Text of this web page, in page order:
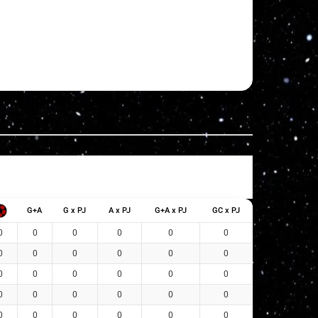
G+A G x PJ A x PJ G+A x PJ GC x PJ
0 0 0 0 0
0 0 0 0 0
0 0 0 0 0
0 0 0 0 0
0 0 0 0 0